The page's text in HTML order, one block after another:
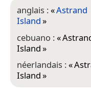
anglais :«Astrand
Island»
cebuano :«
Island»
néerlandais :«
Island»